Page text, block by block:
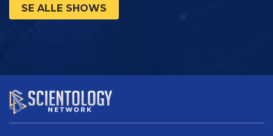
SE ALLE SHOWS